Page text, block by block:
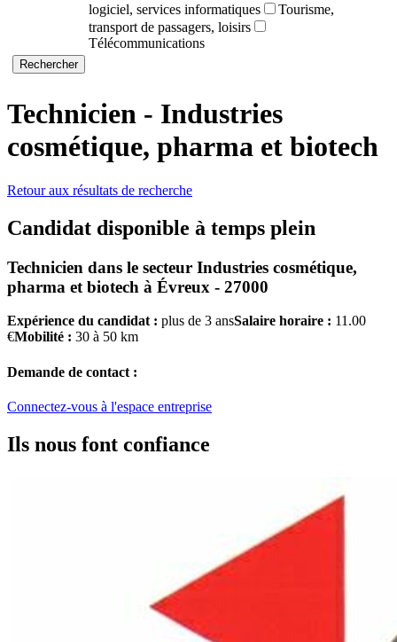
logiciel, services informatiques
Tourisme,
transport de passagers, loisirs
Télécommunications
Technicien - Industries
cosmétique, pharma et biotech
Retour aux résultats de recherche
Candidat disponible à temps plein
Technicien dans le secteur Industries cosmétique,
pharma et biotech à Évreux - 27000
Expérience du candidat : plus de 3 ansSalaire horaire : 11.00
€Mobilité : 30 à 50 km
Demande de contact :
Connectez-vous à l'espace entreprise
Ils nous font confiance